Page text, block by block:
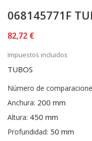
068145771F
82,72 €
Impuestos incluidos
TUBOS
Número de
Anchura: 200 mm
Altura: 450 mm
Profundidad: 50 mm